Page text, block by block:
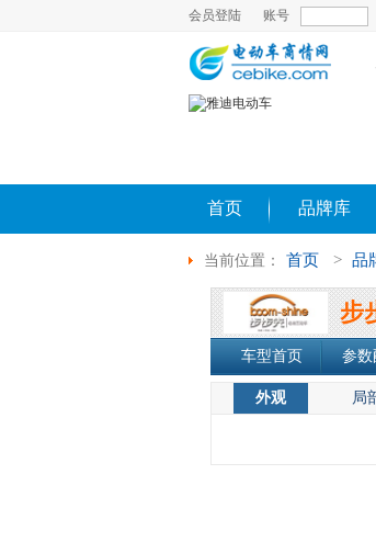
会员登陆 账号
首页 品牌库
当前位置： 首页 > 品
步
车型首页 参数
外观 局